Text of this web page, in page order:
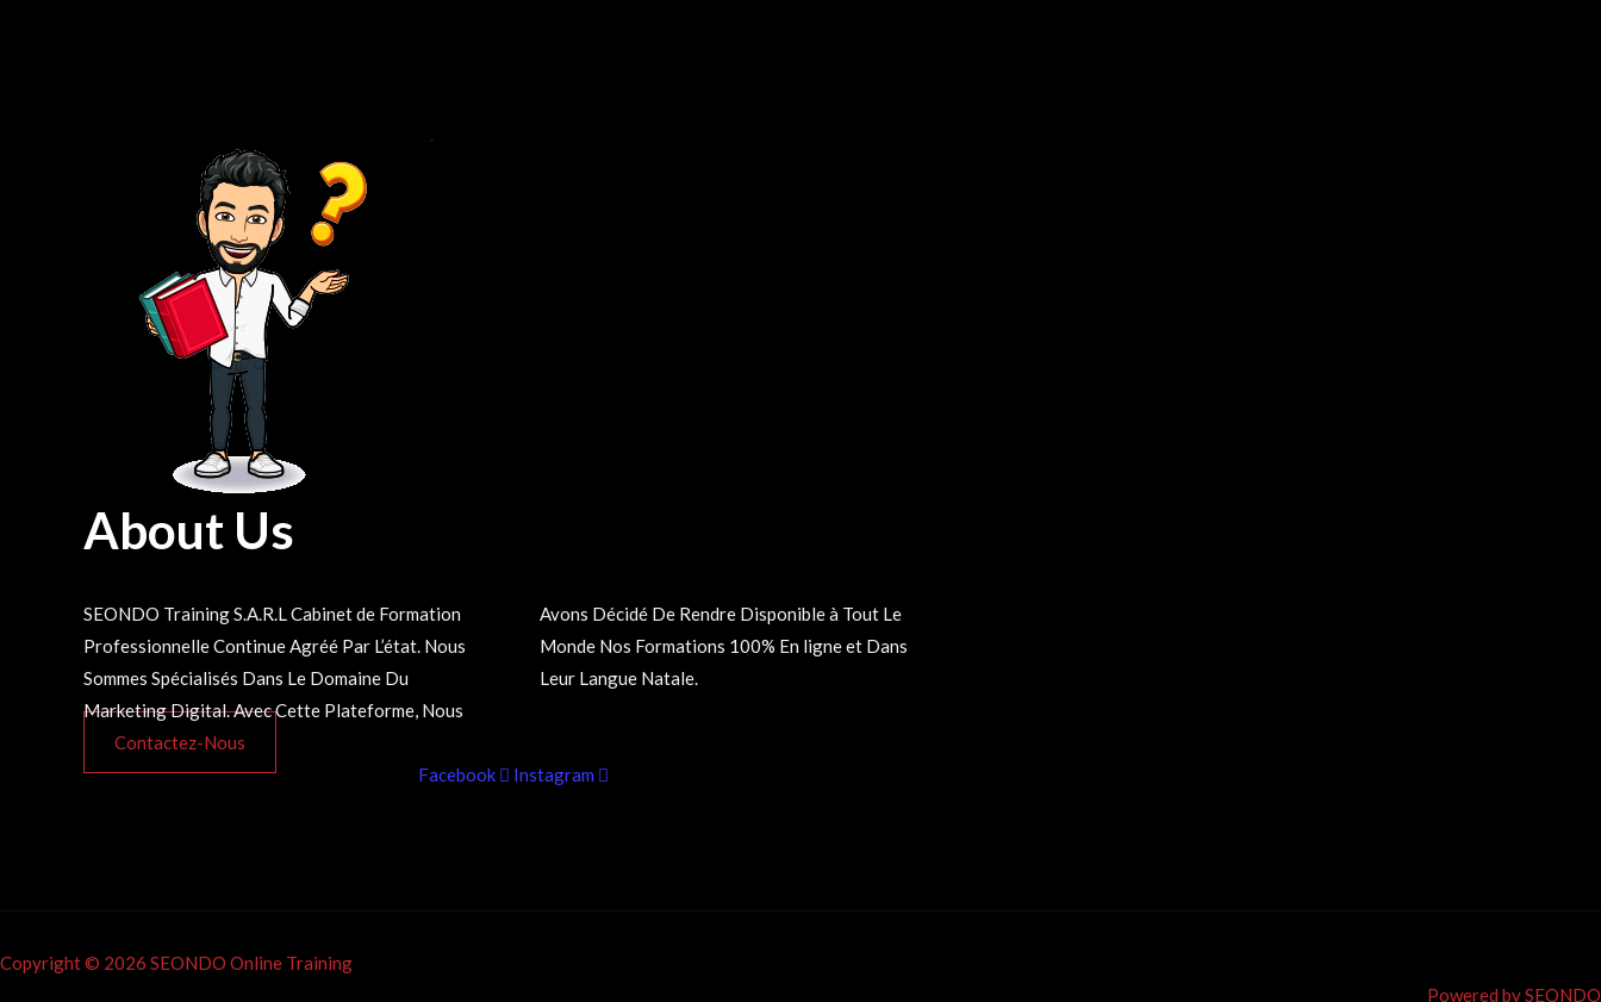
About Us
SEONDO Training S.A.R.L Cabinet de Formation
Professionnelle Continue Agréé Par L’état. Nous
Sommes Spécialisés Dans Le Domaine Du
Marketing Digital. Avec Cette Plateforme, Nous
Avons Décidé De Rendre Disponible à Tout Le
Monde Nos Formations 100% En ligne et Dans
Leur Langue Natale.
Contactez-Nous
Facebook
Instagram
Copyright © 2026 SEONDO Online Training
Powered by SEONDO